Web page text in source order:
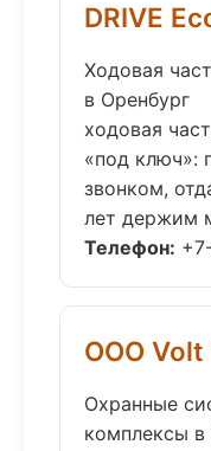
DRIVE
Ходовая
в Оренбург
ходовая
«под ключ»:
звонком,
лет держим
Телефон:
ООО Volt
Охранные
комплексы в